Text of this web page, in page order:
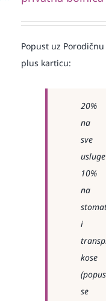
Popust uz Porodičnu
plus karticu:
20%
na
sve
usluge
10%
na
i
kose
se